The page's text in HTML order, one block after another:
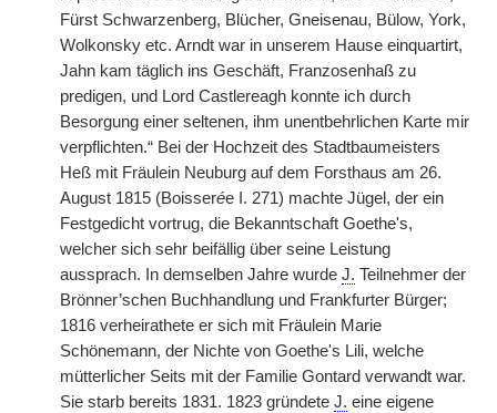
Fürst Schwarzenberg, Blücher, Gneisenau, Bülow, York,
Wolkonsky etc. Arndt war in unserem Hause einquartirt,
Jahn kam täglich ins Geschäft, Franzosenhaß zu
predigen, und Lord Castlereagh konnte ich durch
Besorgung einer seltenen, ihm unentbehrlichen Karte mir
verpflichten.“ Bei der Hochzeit des Stadtbaumeisters
Heß mit Fräulein Neuburg auf dem Forsthaus am 26.
August 1815 (Boisserée I. 271) machte Jügel, der ein
Festgedicht vortrug, die Bekanntschaft Goethe's,
welcher sich sehr beifällig über seine Leistung
aussprach. In demselben Jahre wurde J. Teilnehmer der
Brönner’schen Buchhandlung und Frankfurter Bürger;
1816 verheirathete er sich mit Fräulein Marie
Schönemann, der Nichte von Goethe's Lili, welche
mütterlicher Seits mit der Familie Gontard verwandt war.
Sie starb bereits 1831. 1823 gründete J. eine eigene